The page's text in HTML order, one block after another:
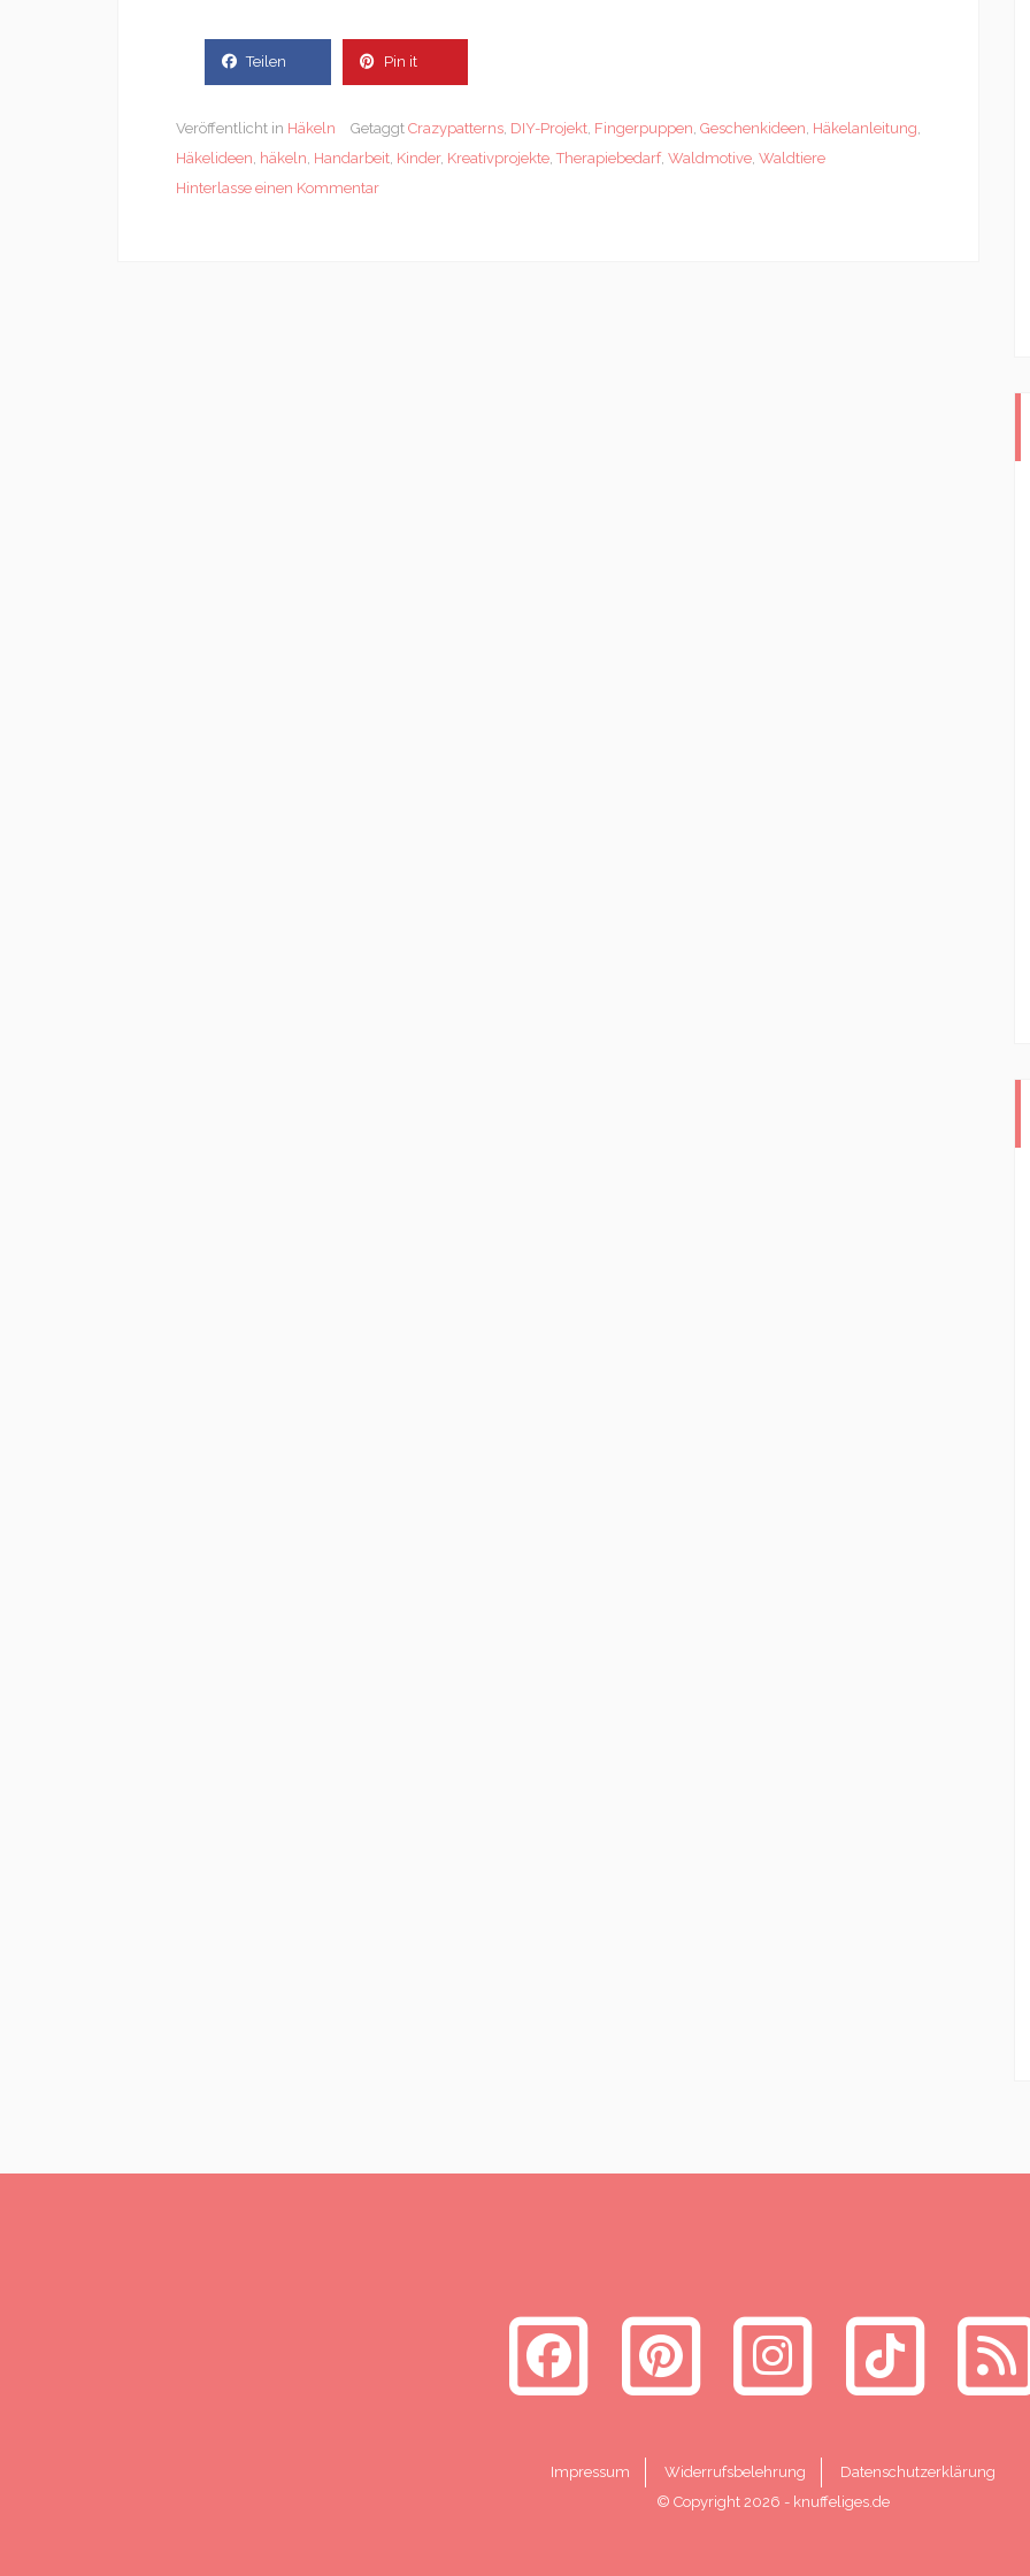
Teilen Pin it
Veröffentlicht in Häkeln Getaggt Crazypatterns, DIY-Projekt, Fingerpuppen, Geschenkideen, Häkelanleitung,
Häkelideen, häkeln, Handarbeit, Kinder, Kreativprojekte,Therapiebedarf, Waldmotive, Waldtiere
Hinterlasse einen Kommentar
Impressum Widerrufsbelehrung
Datenschutzerklärung
© Copyright 2026 - knuffeliges.de